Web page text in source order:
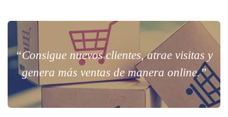
“Consigue nuevos clientes, atrae visitas y
genera más ventas de manera online.”